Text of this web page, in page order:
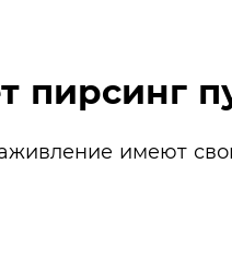
пирсинг
имеют